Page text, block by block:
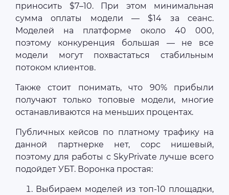
приносить $7–10. При этом минимальная
сумма оплаты модели — $14 за сеанс.
Моделей на платформе около 40 000,
поэтому конкуренция большая — не все
модели могут похвастаться стабильным
потоком клиентов.
Также стоит понимать, что 90% прибыли
получают только топовые модели, многие
останавливаются на меньших процентах.
Публичных кейсов по платному трафику на
данной партнерке нет, сорс нишевый,
поэтому для работы с SkyPrivate лучше всего
подойдет УБТ. Воронка простая:
Выбираем моделей из топ-10 площадки,